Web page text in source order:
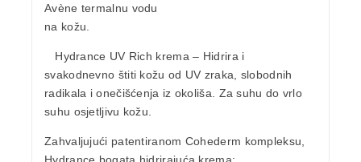
Avène termalnu vodu
na kožu.
Hydrance UV Rich krema – Hidrira i
svakodnevno štiti kožu od UV zraka, slobodnih
radikala i onečišćenja iz okoliša. Za suhu do vrlo
suhu osjetljivu kožu.
Zahvaljujući patentiranom Cohederm kompleksu,